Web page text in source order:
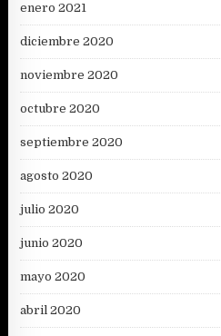
enero 2021
diciembre 2020
noviembre 2020
octubre 2020
septiembre 2020
agosto 2020
julio 2020
junio 2020
mayo 2020
abril 2020